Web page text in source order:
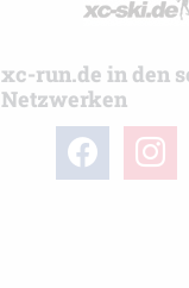
xc-run.de in den
Netzwerken
facebook